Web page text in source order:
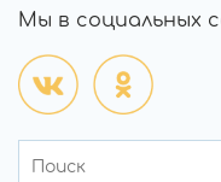
Мы в социальных